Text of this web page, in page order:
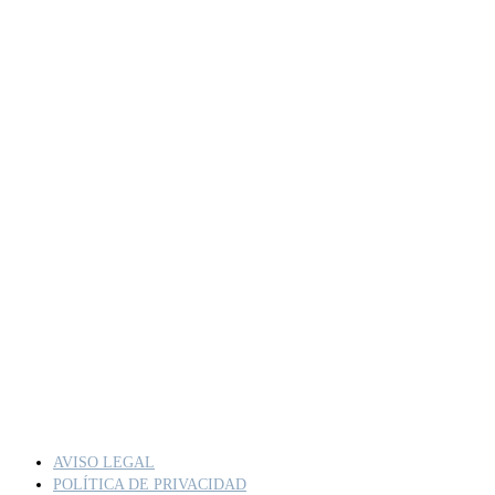
AVISO LEGAL
POLÍTICA DE PRIVACIDAD